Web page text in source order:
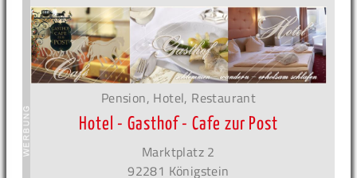
Pension, Hotel, Restaurant
Hotel - Gasthof - Cafe zur Post
Marktplatz 2
92281 Königstein